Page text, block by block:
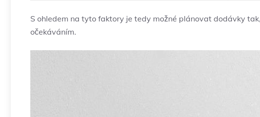
S ohledem na tyto faktory je tedy možné plánovat dodávky
očekáváním.